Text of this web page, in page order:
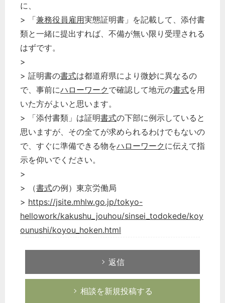
に、
> 「兼務役員 雇用実態証明書」を記載して、添付書
類と一緒に提出すれば、不備が無い限り受理される
はずです。
>
> 証明書の書式は都道府県により微妙に異なるの
で、事前にハローワーク で確認して地元の書式を用
いた方がよいと思います。
> 「添付書類」は証明書式の下部に例示していると
思いますが、その全てが求められるわけでもないの
で、すぐに準備できる物をハローワーク に伝えて指
示を仰いでください。
>
> （書式の例）東京労働局
> https://jsite.mhlw.go.jp/tokyo-
hellowork/kakushu_jouhou/sinsei_todokede/koy
ounushi/koyou_hoken.html
返信
相談を新規投稿する
次へ